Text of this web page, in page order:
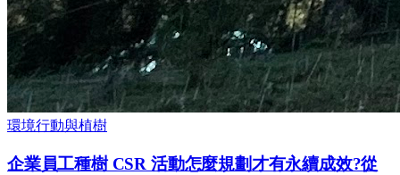
環境行動與植樹
企業員工種樹 CSR 活動怎麼規劃才有永續成效?從